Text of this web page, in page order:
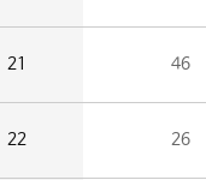
21 46
22 26